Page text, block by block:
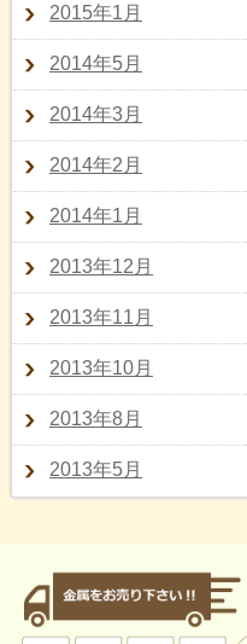
2015年1月
2014年5月
2014年3月
2014年2月
2014年1月
2013年12月
2013年11月
2013年10月
2013年8月
2013年5月